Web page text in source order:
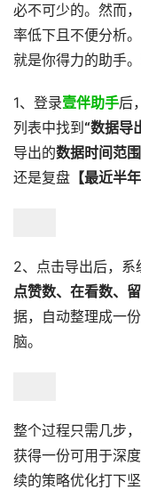
必不可少的。然而
率低下且不便分析。
就是你得力的助手
1、登录壹伴助手后
列表中找到 “数据导
导出的数据时间范围
还是复盘 【最近半年
2、点击导出后，系
点赞数、在看数、
据，自动整理成一份
脑。
整个过程只需几步
获得一份可用于深
续的策略优化打下坚